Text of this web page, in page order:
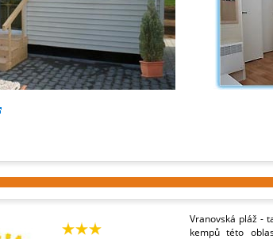
Vranovská pláž -
kempů této